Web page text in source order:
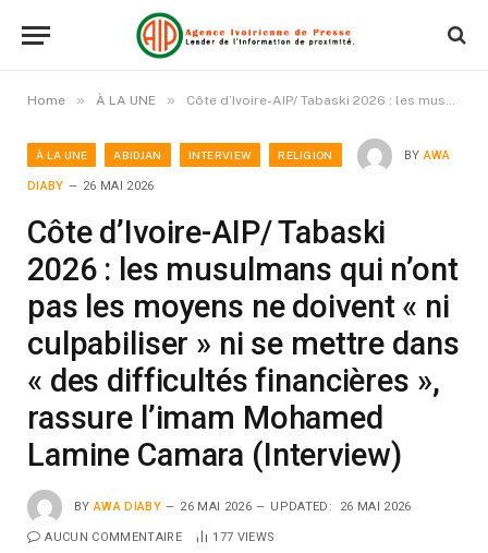
Home » À LA UNE » Côte d’Ivoire-AIP/ Tabaski 2026 : les musulmans qui n’ont pas les moyens ne doivent « ni culpabiliser » ni se mettre dans « des difficultés financières », rassure l’imam Mohamed Lamine Camara (Interview)
À LA UNE ABIDJAN INTERVIEW RELIGION BY AWA
DIABY 26 MAI 2026
Côte d’Ivoire-AIP/ Tabaski
2026 : les musulmans qui n’ont
pas les moyens ne doivent « ni
culpabiliser » ni se mettre dans
« des difficultés financières »,
rassure l’imam Mohamed
Lamine Camara (Interview)
BY AWA DIABY 26 MAI 2026 UPDATED: 26 MAI 2026
AUCUN COMMENTAIRE 177 VIEWS